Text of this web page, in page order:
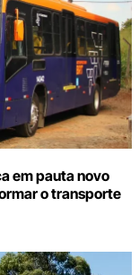
em pauta novo
o transporte